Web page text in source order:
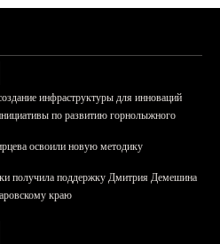
инфраструктуры для инноваций
по развитию горнолыжного
освоили новую методику
получила поддержку Дмитрия Демешина
краю